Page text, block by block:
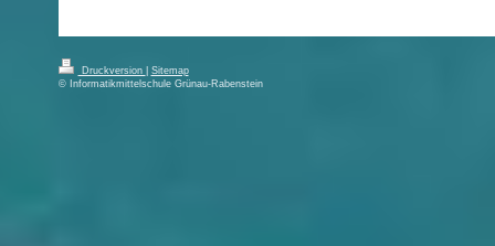
Druckversion
Sitemap
© Informatikmittelschule Grünau-Rabenstein